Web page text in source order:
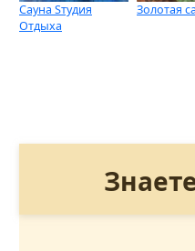
Сауна Sтудия
Отдыха
Золотая